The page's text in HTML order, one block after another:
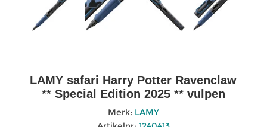
LAMY safari Harry Potter Ravenclaw
** Special Edition 2025 ** vulpen
Merk: LAMY